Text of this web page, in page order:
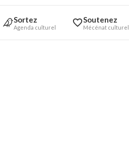
Sortez
Agenda culturel
Soutenez
Mécénat culturel